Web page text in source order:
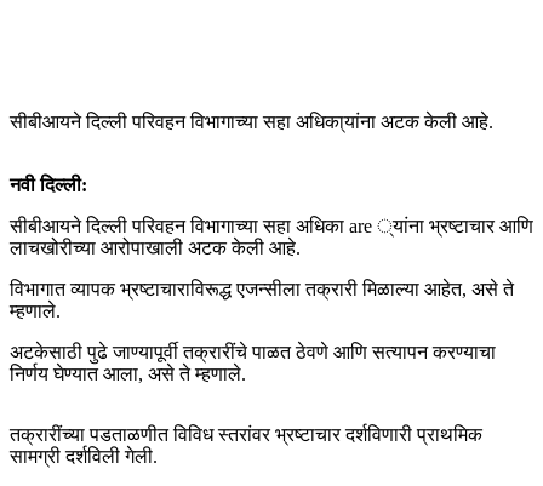
सीबीआयने दिल्ली परिवहन विभागाच्या सहा अधिका्यांना अटक केली आहे.
नवी दिल्ली:
सीबीआयने दिल्ली परिवहन विभागाच्या सहा अधिका are ्यांना भ्रष्टाचार आणि
लाचखोरीच्या आरोपाखाली अटक केली आहे.
विभागात व्यापक भ्रष्टाचाराविरूद्ध एजन्सीला तक्रारी मिळाल्या आहेत, असे ते
म्हणाले.
अटकेसाठी पुढे जाण्यापूर्वी तक्रारींचे पाळत ठेवणे आणि सत्यापन करण्याचा
निर्णय घेण्यात आला, असे ते म्हणाले.
तक्रारींच्या पडताळणीत विविध स्तरांवर भ्रष्टाचार दर्शविणारी प्राथमिक
सामग्री दर्शविली गेली.